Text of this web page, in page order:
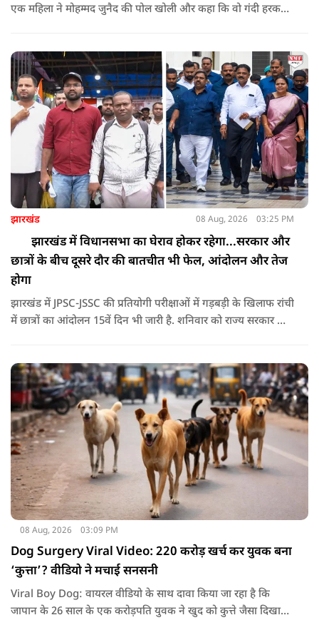
एक महिला ने मोहम्मद जुनैद की पोल खोली और कहा कि वो गंदी हरकतें
दिया.
झारखंड 08 Aug, 2026 03:25 PM
झारखंड में विधानसभा का घेराव होकर रहेगा...सरकार और
छात्रों के बीच दूसरे दौर की बातचीत भी फेल, आंदोलन और तेज
होगा
झारखंड में JPSC-JSSC की प्रतियोगी परीक्षाओं में गड़बड़ी के खिलाफ रांची
में छात्रों का आंदोलन 15वें दिन भी जारी है. शनिवार को राज्य सरकार और
08 Aug, 2026 03:09 PM
Dog Surgery Viral Video: 220 करोड़ खर्च कर युवक बना
‘कुत्ता’? वीडियो ने मचाई सनसनी
Viral Boy Dog: वायरल वीडियो के साथ दावा किया जा रहा है कि
जापान के 26 साल के एक करोड़पति युवक ने खुद को कुत्ते जैसा दिखाने